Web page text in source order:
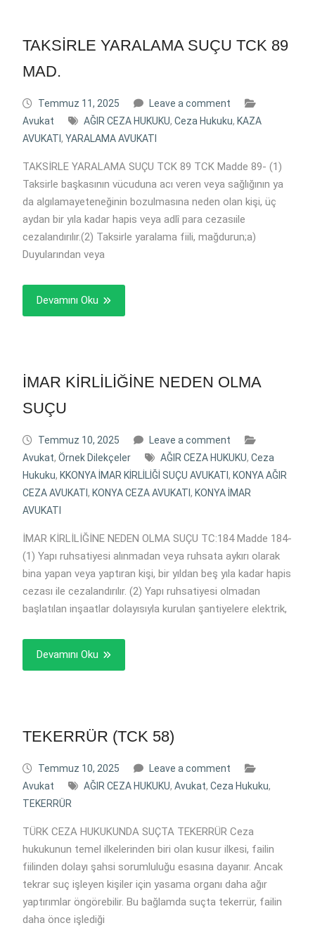
TAKSİRLE YARALAMA SUÇU TCK 89
MAD.
Temmuz 11, 2025
Leave a comment
Avukat
AĞIR CEZA HUKUKU, Ceza Hukuku, KAZA
AVUKATI , YARALAMA AVUKATI
TAKSİRLE YARALAMA SUÇU TCK 89 TCK Madde 89- (1)
Taksirle başkasının vücuduna acı veren veya sağlığının ya
da algılamayeteneğinin bozulmasına neden olan kişi, üç
aydan bir yıla kadar hapis veya adlî para cezasıile
cezalandırılır.(2) Taksirle yaralama fiili, mağdurun;a)
Duyularından veya
Devamını Oku
İMAR KİRLİLİĞİNE NEDEN OLMA
SUÇU
Temmuz 10, 2025
Leave a comment
Avukat, Örnek Dilekçeler AĞIR CEZA HUKUKU, Ceza
Hukuku, KKONYA İMAR KİRLİLİĞİ SUÇU AVUKATI , KONYA AĞIR
CEZA AVUKATI , KONYA CEZA AVUKATI , KONYA İMAR
AVUKATI
İMAR KİRLİLİĞİNE NEDEN OLMA SUÇU TC:184 Madde 184-
(1) Yapı ruhsatiyesi alınmadan veya ruhsata aykırı olarak
bina yapan veya yaptıran kişi, bir yıldan beş yıla kadar hapis
cezası ile cezalandırılır. (2) Yapı ruhsatiyesi olmadan
başlatılan inşaatlar dolayısıyla kurulan şantiyelere elektrik,
Devamını Oku
TEKERRÜR (TCK 58)
Temmuz 10, 2025
Leave a comment
Avukat
AĞIR CEZA HUKUKU, Avukat, Ceza Hukuku,
TEKERRÜR
TÜRK CEZA HUKUKUNDA SUÇTA TEKERRÜR Ceza
hukukunun temel ilkelerinden biri olan kusur ilkesi, failin
fiilinden dolayı şahsi sorumluluğu esasına dayanır. Ancak
tekrar suç işleyen kişiler için yasama organı daha ağır
yaptırımlar öngörebilir. Bu bağlamda suçta tekerrür, failin
daha önce işlediği